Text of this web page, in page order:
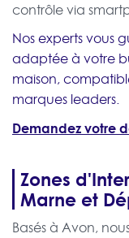
contrôle via
Nos experts vous
adaptée à votre
maison,
marques leaders.
Demandez votre
Zones
Marne et
Basés à Avon,